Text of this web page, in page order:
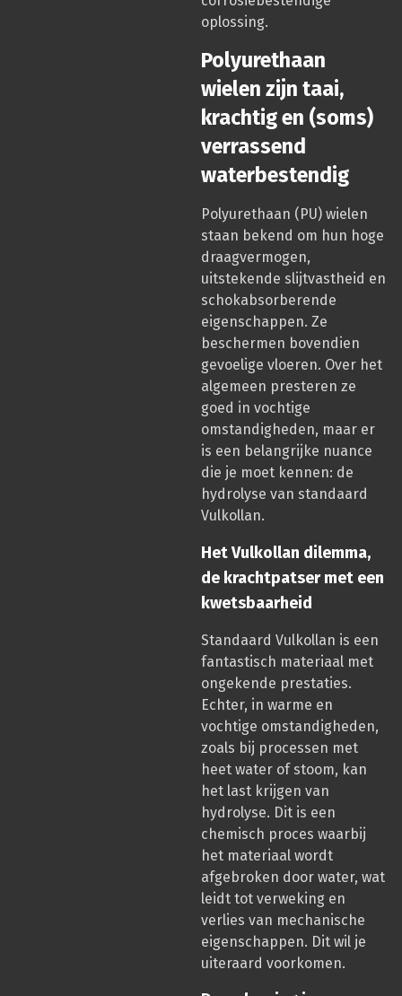
oplossing.
Polyurethaan
wielen zijn taai,
krachtig en (soms)
verrassend
waterbestendig
Polyurethaan (PU) wielen
staan bekend om hun hoge
draagvermogen,
uitstekende slijtvastheid en
schokabsorberende
eigenschappen. Ze
beschermen bovendien
gevoelige vloeren. Over het
algemeen presteren ze
goed in vochtige
omstandigheden, maar er
is een belangrijke nuance
die je moet kennen: de
hydrolyse van standaard
Vulkollan.
Het Vulkollan dilemma,
de krachtpatser met een
kwetsbaarheid
Standaard Vulkollan is een
fantastisch materiaal met
ongekende prestaties.
Echter, in warme en
vochtige omstandigheden,
zoals bij processen met
heet water of stoom, kan
het last krijgen van
hydrolyse. Dit is een
chemisch proces waarbij
het materiaal wordt
afgebroken door water, wat
leidt tot verweking en
verlies van mechanische
eigenschappen. Dit wil je
uiteraard voorkomen.